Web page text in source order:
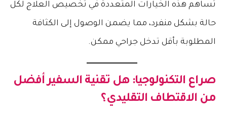
تساهم هذه الخيارات المتعددة في تخصيص العلاج لكل
حالة بشكل منفرد، مما يضمن الوصول إلى الكثافة
المطلوبة بأقل تدخل جراحي ممكن.
صراع التكنولوجيا: هل تقنية السفير أفضل
من الاقتطاف التقليدي؟